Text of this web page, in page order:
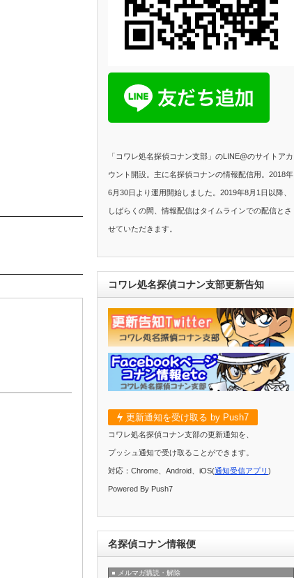
「コワレ処名探偵コナン支部」のLINE@のサイトアカ
ウント開設。主に名探偵コナンの情報配信用。2018年
6月30日より運用開始しました。2019年8月1日以降、
しばらくの間、情報配信はタイムラインでの配信とさ
せていただきます。
コワレ処名探偵コナン支部更新告知
更新通知を受け取る by Push7
コワレ処名探偵コナン支部の更新通知を、
プッシュ通知で受け取ることができます。
対応：Chrome、Android、iOS(通知受信アプリ )
Powered By Push7
名探偵コナン情報便
メルマガ購読・解除